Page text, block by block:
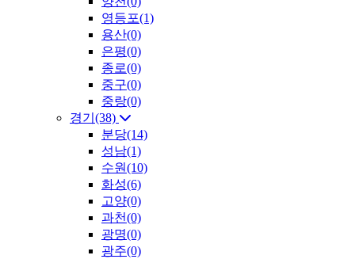
영등포(1)
용산(0)
은평(0)
종로(0)
중구(0)
중랑(0)
경기(38)
분당(14)
성남(1)
수원(10)
화성(6)
고양(0)
과천(0)
광명(0)
광주(0)